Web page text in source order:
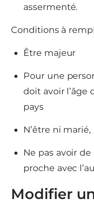
assermenté.
Conditions à
Être majeur
Pour une
doit avoir l’âge
pays
N’être ni
Ne pas avoir
proche avec
Modifier